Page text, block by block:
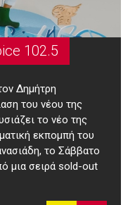
102.5
Δημήτρη
του νέου της
το νέο της
εκπομπή του
το Σάββατο
μια σειρά sold-out